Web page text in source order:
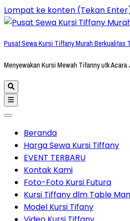
Lompat ke konten (Tekan
Pusat Sewa Kursi Tiffany Murah Berkualitas
Menyewakan Kursi Mewah Tifanny utk
Beranda
Harga Sewa Kursi Tiffany
EVENT TERBARU
Kontak Kami
Foto-Foto Kursi Futura
Kursi Tiffany dlm Table
Model Kursi Tifany